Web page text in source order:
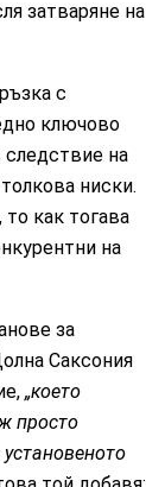
затваряне на
с
ключово
на
ниски.
как тогава
на
за
Саксония
„което
просто